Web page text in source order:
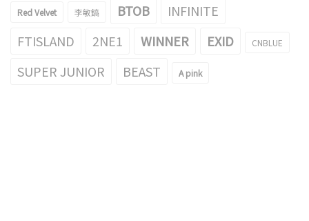
Red Velvet 李敏鎬 BTOB
INFINITE
FTISLAND
2NE1 WINNER EXID CNBLUE
SUPER JUNIOR BEAST A pink